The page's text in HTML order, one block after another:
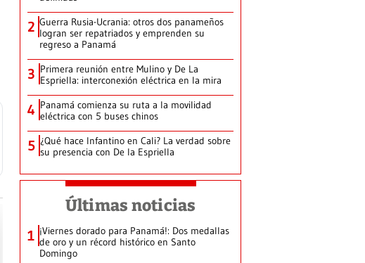
2 Guerra Rusia-Ucrania: otros dos panameños
logran ser repatriados y emprenden su
regreso a Panamá
3 Primera reunión entre Mulino y De La
Espriella: interconexión eléctrica en la mira
4 Panamá comienza su ruta a la movilidad
eléctrica con 5 buses chinos
5 ¿Qué hace Infantino en Cali? La verdad sobre
su presencia con De la Espriella
Últimas noticias
1 ¡Viernes dorado para Panamá!: Dos medallas
de oro y un récord histórico en Santo
Domingo